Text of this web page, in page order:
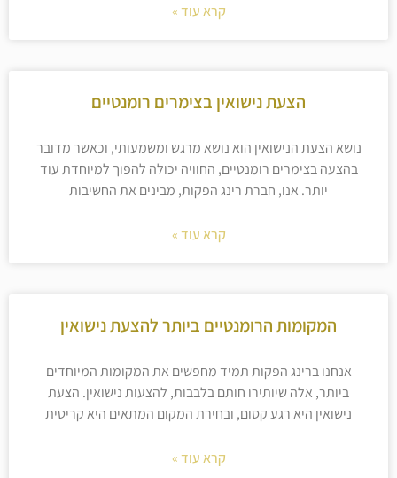
קרא עוד »
הצעת נישואין בצימרים רומנטיים
נושא הצעת הנישואין הוא נושא מרגש ומשמעותי, וכאשר מדובר
בהצעה בצימרים רומנטיים, החוויה יכולה להפוך למיוחדת עוד
יותר. אנו, חברת רינג הפקות, מבינים את החשיבות
קרא עוד »
המקומות הרומנטיים ביותר להצעת נישואין
אנחנו ברינג הפקות תמיד מחפשים את המקומות המיוחדים
ביותר, אלה שיותירו חותם בלבבות, להצעות נישואין. הצעת
נישואין היא רגע קסום, ובחירת המקום המתאים היא קריטית
קרא עוד »